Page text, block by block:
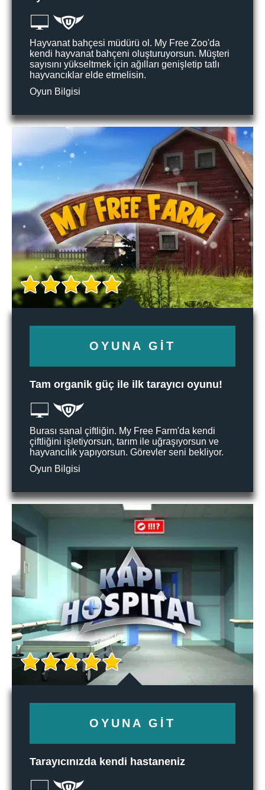
Hayvanat bahçesi müdürü ol. My Free Zoo'da
kendi hayvanat bahçeni oluşturuyorsun. Müşteri
sayısını yükseltmek için ağılları genişletip tatlı
hayvancıklar elde etmelisin.
Oyun Bilgisi
OYUNA GIT
Tam organik güç ile ilk tarayıcı oyunu!
Burası sanal çiftliğin. My Free Farm'da kendi
çiftliğini işletiyorsun, tarım ile uğraşıyorsun ve
hayvancılık yapıyorsun. Görevler seni bekliyor.
Oyun Bilgisi
OYUNA GIT
Tarayıcınızda kendi hastaneniz